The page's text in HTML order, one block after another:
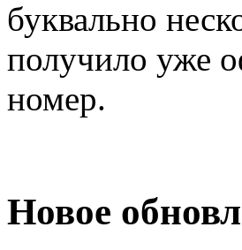
буквально
получило уже
номер.
Новое